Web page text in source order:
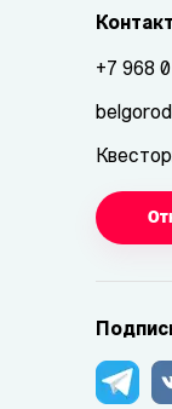
+7 968